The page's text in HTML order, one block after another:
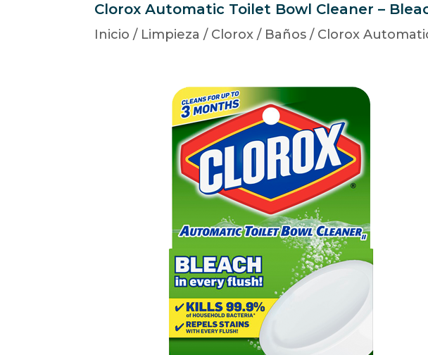
Clorox Automatic Toilet Bowl Cleaner –
Inicio / Limpieza / Clorox / Baños / Clorox